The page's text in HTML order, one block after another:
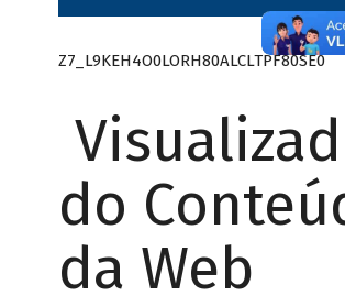
Z7_L9KEH4O0LORH80ALCLTPF80SE0
do
da Web